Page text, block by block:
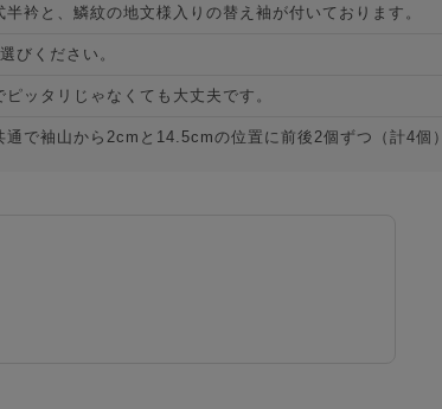
衿と、鱗紋の地文様入りの替え袖が付いております。
びください。
ッタリじゃなくても大丈夫です。
で袖山から2cmと14.5cmの位置に前後2個ずつ（計4個）